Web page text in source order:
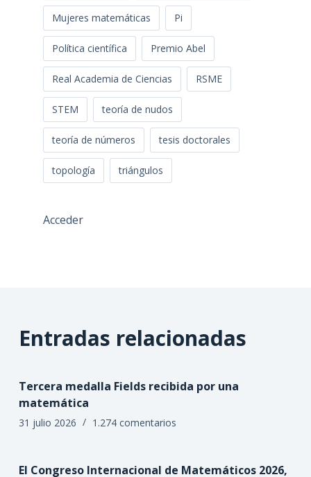
Mujeres matemáticas Pi
Política científica Premio Abel
Real Academia de Ciencias RSME
STEM teoría de nudos
teoría de números tesis doctorales
topología triángulos
Acceder
Entradas relacionadas
Tercera medalla Fields recibida por una
matemática
31 julio 2026 1.274 comentarios
El Congreso Internacional de Matemáticos 2026,